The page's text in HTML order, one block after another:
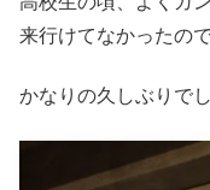
来行けてなかったので
かなりの久しぶりで